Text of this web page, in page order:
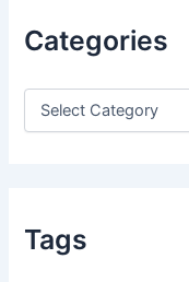
f
r
Categories
Tags